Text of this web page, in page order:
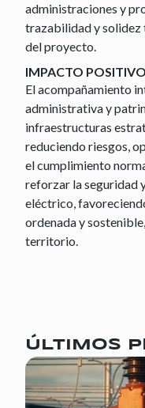
administraciones y
trazabilidad y solidez
del proyecto.
IMPACTO POSITIVO
El acompañamiento
administrativa y
infraestructuras
reduciendo riesgos,
el cumplimiento
reforzar la seguridad
eléctrico,
ordenada y
territorio.
ÚLTIMOS